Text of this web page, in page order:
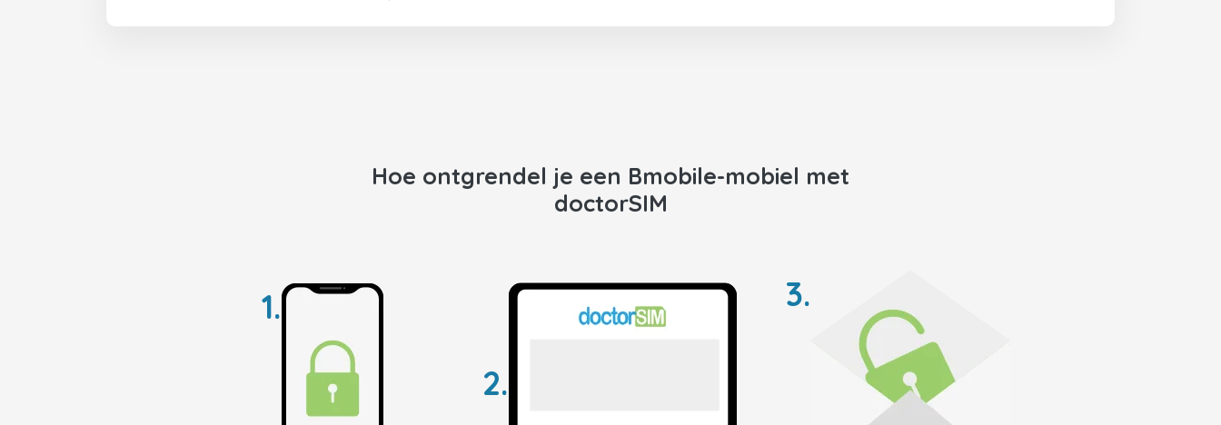
Hoe ontgrendel je een Bmobile-mobiel met
doctorSIM
1.
2.
3.